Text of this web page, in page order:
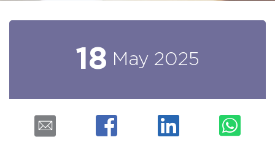
18 May 2025